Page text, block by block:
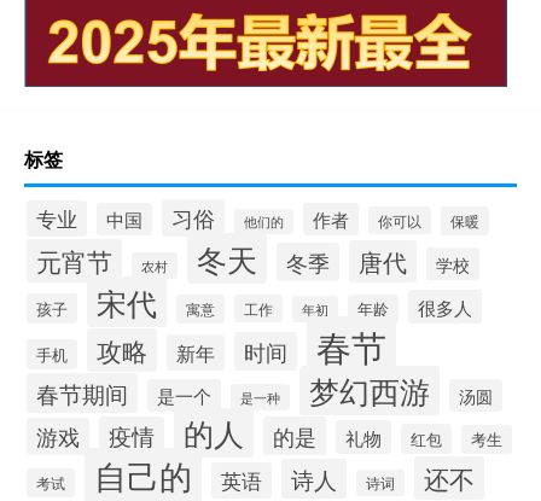
标签
专业 中国 习俗 他们的 作者 你可以 保暖
元宵节 农村 冬天 冬季 唐代 学校
孩子 宋代 寓意 工作 年初 年龄 很多人
手机 攻略 新年 时间 春节
春节期间 是一个 是一种 梦幻西游 汤圆
游戏 疫情 的人 的是 礼物 红包
考生
考试
自己的 英语 诗人 诗词 还不